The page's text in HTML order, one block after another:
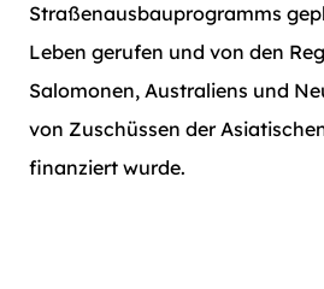
Straßenausbauprogramms
Leben gerufen und von den
Salomonen, Australiens und
von Zuschüssen der
finanziert wurde.